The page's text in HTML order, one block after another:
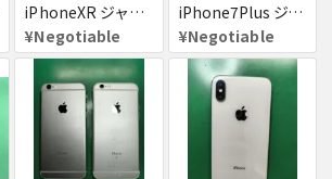
iPhoneXR ジャンク品
¥Negotiable
iPhone7Plus ジャンク品
¥Negotiable